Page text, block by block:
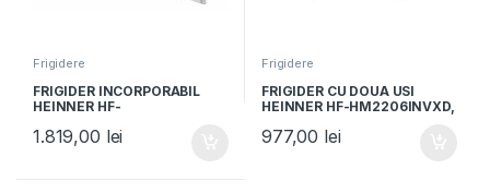
Frigidere
FRIGIDER INCORPORABIL
HEINNER HF-
No Frost, 304L, Compresor
1.819,00 lei
Frigidere
FRIGIDER CU DOUA USI
HEINNER HF-HM2206INVXD,
inverter, Control mecanic,
977,00 lei